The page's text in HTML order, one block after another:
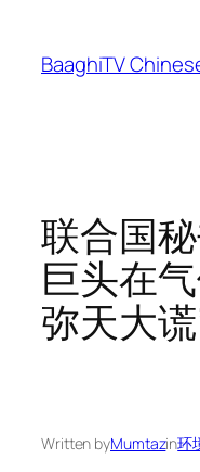
content
BaaghiTV
联合国
巨头在
弥天大谎
Written byMumtazin环